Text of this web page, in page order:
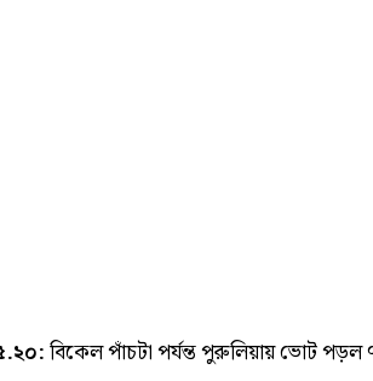
বিকেল পাঁচটা পর্যন্ত পুরুলিয়ায় ভোট